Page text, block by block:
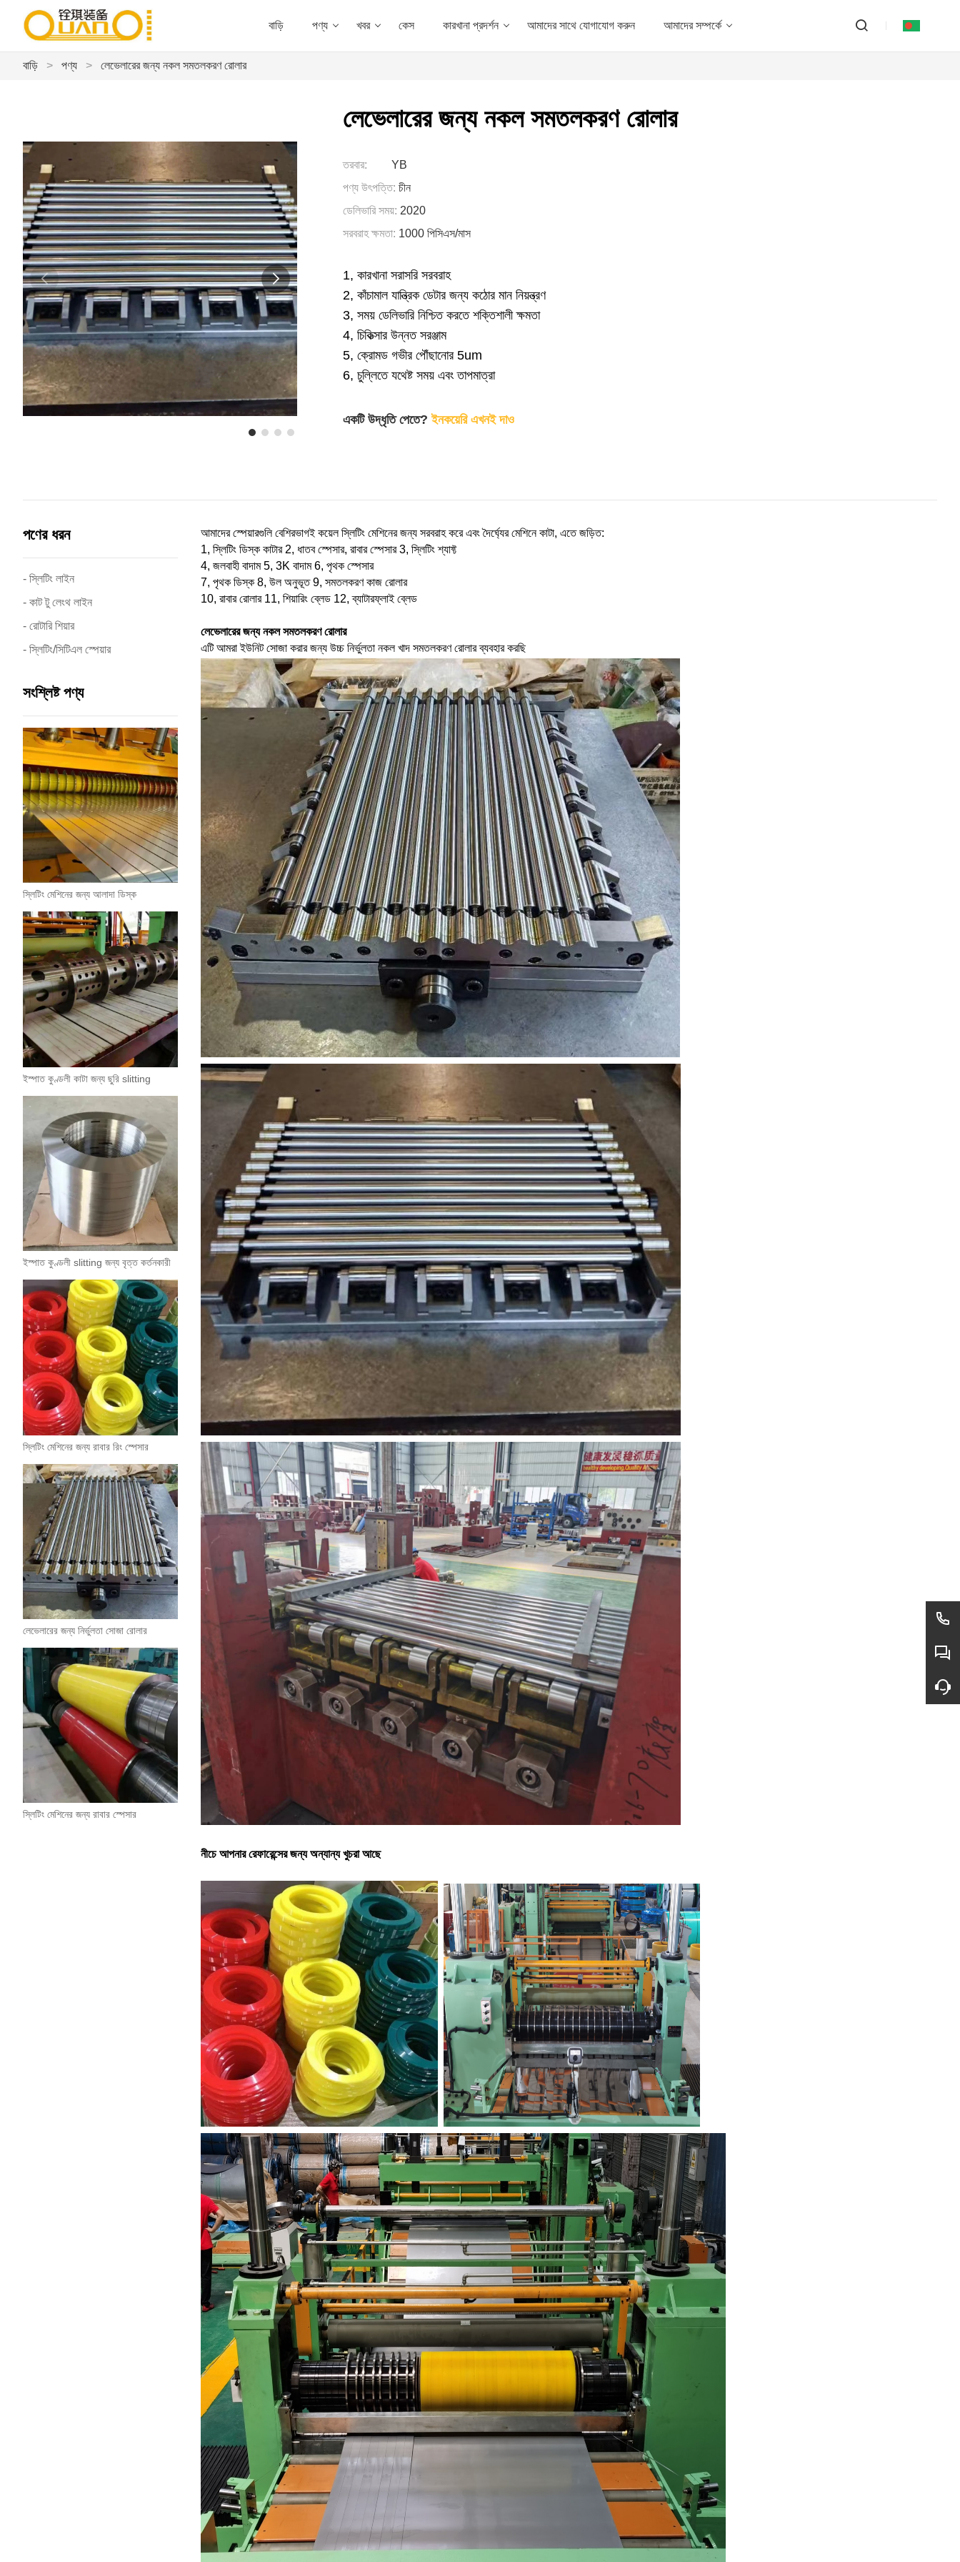
বাড়ি পণ্য খবর কেস কারখানা প্রদর্শন আমাদের সাথে যোগাযোগ করুন আমাদের সম্পর্কে
বাড়ি > পণ্য > লেভেলারের জন্য নকল সমতলকরণ রোলার
লেভেলারের জন্য নকল সমতলকরণ রোলার
তরবার:
YB
পণ্য উৎপত্তি: চীন
ডেলিভারি সময়: 2020
সরবরাহ ক্ষমতা: 1000 পিসিএস/মাস
1, কারখানা সরাসরি সরবরাহ
2, কাঁচামাল যান্ত্রিক ডেটার জন্য কঠোর মান নিয়ন্ত্রণ
3, সময় ডেলিভারি নিশ্চিত করতে শক্তিশালী ক্ষমতা
4, চিকিত্সার উন্নত সরঞ্জাম
5, ক্রোমড গভীর পৌঁছানোর 5um
6, চুল্লিতে যথেষ্ট সময় এবং তাপমাত্রা
একটি উদ্ধৃতি পেতে? ইনকয়েরি এখনই দাও
পণের ধরন
- স্লিটিং লাইন
- কাট টু লেংথ লাইন
- রোটারি শিয়ার
- স্লিটিং/সিটিএল স্পেয়ার
সংশ্লিষ্ট পণ্য
স্লিটিং মেশিনের জন্য আলাদা ডিস্ক
ইস্পাত কুণ্ডলী কাটা জন্য ছুরি slitting
ইস্পাত কুণ্ডলী slitting জন্য বৃত্ত কর্তনকারী
স্লিটিং মেশিনের জন্য রাবার রিং স্পেসার
লেভেলারের জন্য নির্ভুলতা সোজা রোলার
স্লিটিং মেশিনের জন্য রাবার স্পেসার
আমাদের স্পেয়ারগুলি বেশিরভাগই কয়েল স্লিটিং মেশিনের জন্য সরবরাহ করে এবং দৈর্ঘ্যের মেশিনে কাটা, এতে জড়িত:
1, স্লিটিং ডিস্ক কাটার 2, ধাতব স্পেসার, রাবার স্পেসার 3, স্লিটিং শ্যাফ্ট
4, জলবাহী বাদাম 5, 3K বাদাম 6, পৃথক স্পেসার
7, পৃথক ডিস্ক 8, উল অনুভূত 9, সমতলকরণ কাজ রোলার
10, রাবার রোলার 11, শিয়ারিং ব্লেড 12, ব্যাটারফ্লাই ব্লেড
লেভেলারের জন্য নকল সমতলকরণ রোলার
এটি আমরা ইউনিট সোজা করার জন্য উচ্চ নির্ভুলতা নকল খাদ সমতলকরণ রোলার ব্যবহার করছি
নীচে আপনার রেফারেন্সের জন্য অন্যান্য খুচরা আছে